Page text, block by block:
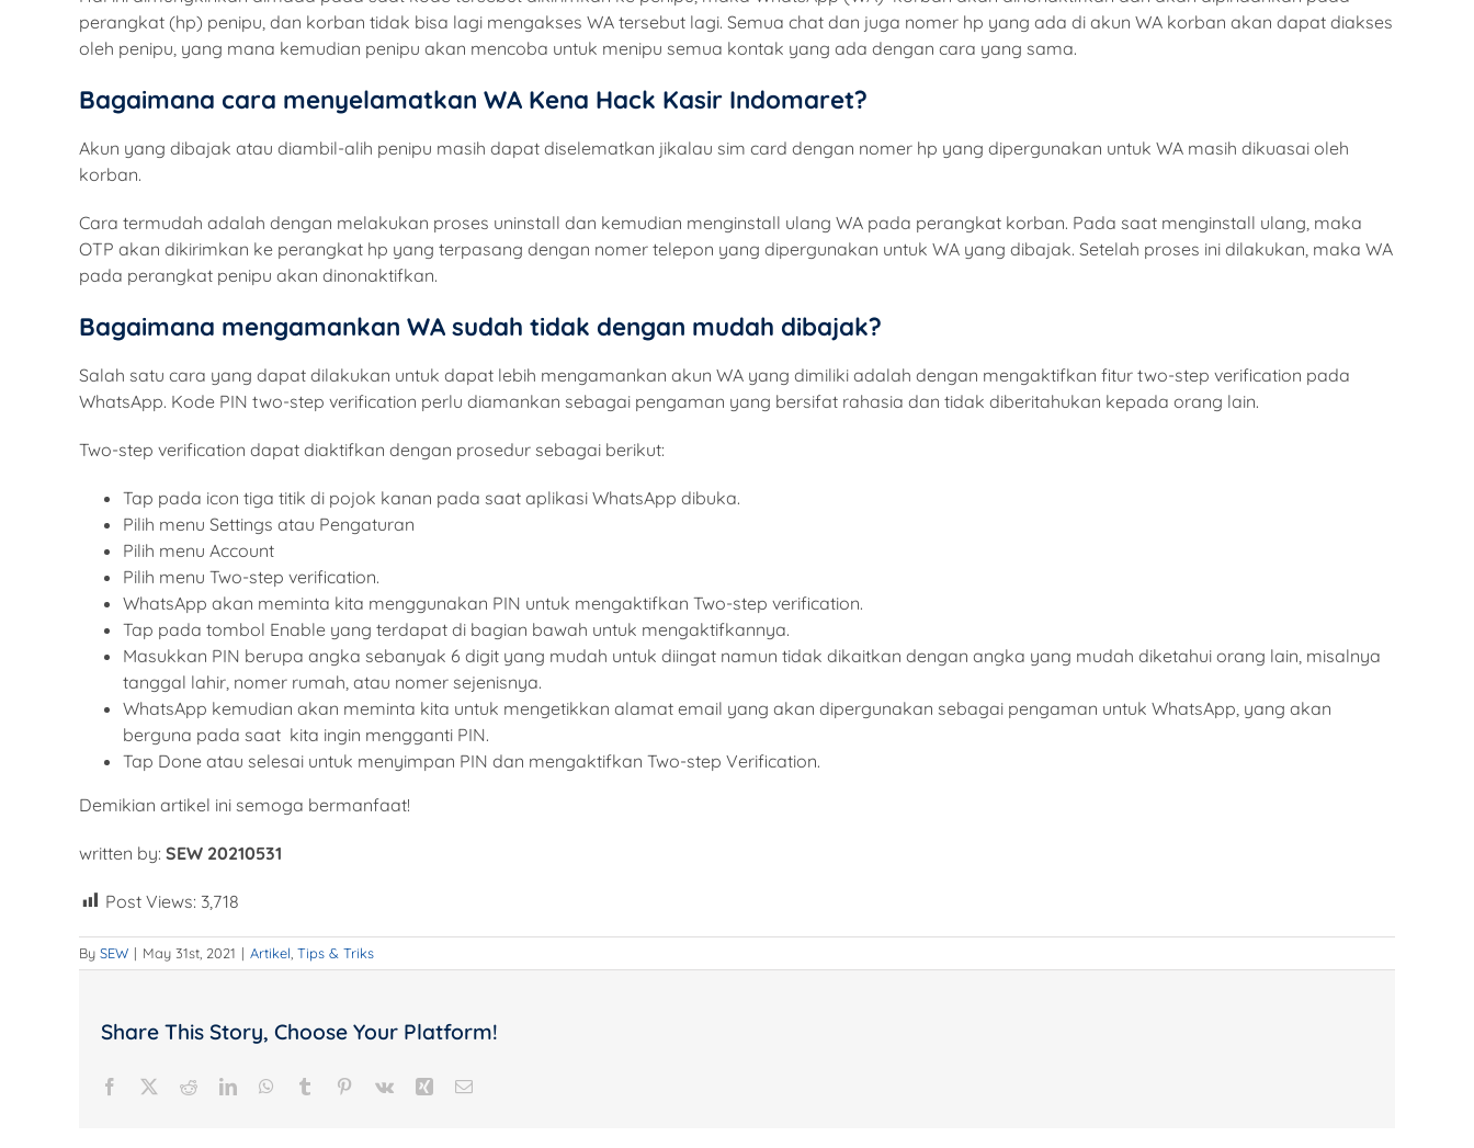
perangkat (hp) penipu, dan korban tidak bisa lagi mengakses WA tersebut lagi. Semua chat dan juga nomer hp yang ada di akun WA korban akan dapat diakses
oleh penipu, yang mana kemudian penipu akan mencoba untuk menipu semua kontak yang ada dengan cara yang sama.
Bagaimana cara menyelamatkan WA Kena Hack Kasir Indomaret?
Akun yang dibajak atau diambil-alih penipu masih dapat diselematkan jikalau sim card dengan nomer hp yang dipergunakan untuk WA masih dikuasai oleh
korban.
Cara termudah adalah dengan melakukan proses uninstall dan kemudian menginstall ulang WA pada perangkat korban. Pada saat menginstall ulang, maka
OTP akan dikirimkan ke perangkat hp yang terpasang dengan nomer telepon yang dipergunakan untuk WA yang dibajak. Setelah proses ini dilakukan, maka WA
pada perangkat penipu akan dinonaktifkan.
Bagaimana mengamankan WA sudah tidak dengan mudah dibajak?
Salah satu cara yang dapat dilakukan untuk dapat lebih mengamankan akun WA yang dimiliki adalah dengan mengaktifkan fitur two-step verification pada
WhatsApp. Kode PIN two-step verification perlu diamankan sebagai pengaman yang bersifat rahasia dan tidak diberitahukan kepada orang lain.
Two-step verification dapat diaktifkan dengan prosedur sebagai berikut:
Tap pada icon tiga titik di pojok kanan pada saat aplikasi WhatsApp dibuka.
Pilih menu Settings atau Pengaturan
Pilih menu Account
Pilih menu Two-step verification.
WhatsApp akan meminta kita menggunakan PIN untuk mengaktifkan Two-step verification.
Tap pada tombol Enable yang terdapat di bagian bawah untuk mengaktifkannya.
Masukkan PIN berupa angka sebanyak 6 digit yang mudah untuk diingat namun tidak dikaitkan dengan angka yang mudah diketahui orang lain, misalnya
tanggal lahir, nomer rumah, atau nomer sejenisnya.
WhatsApp kemudian akan meminta kita untuk mengetikkan alamat email yang akan dipergunakan sebagai pengaman untuk WhatsApp, yang akan
berguna pada saat kita ingin mengganti PIN.
Tap Done atau selesai untuk menyimpan PIN dan mengaktifkan Two-step Verification.
Demikian artikel ini semoga bermanfaat!
written by: SEW 20210531
Post Views: 3,718
By SEW | May 31st, 2021 | Artikel Tips & Triks
Share This Story, Choose Your Platform!
Facebook RedditLinkedInWhatsApp
Tumblr Pinterest
Vk Xing Email